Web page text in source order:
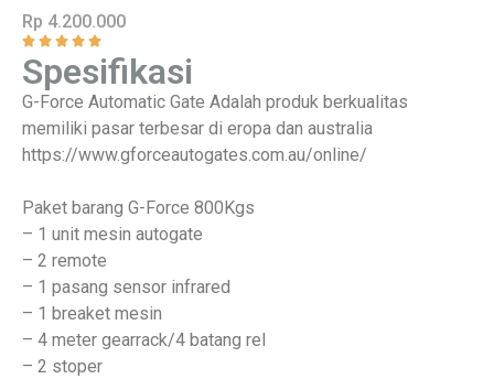
Rp 4.200.000
Spesifikasi
G-Force Automatic Gate Adalah produk berkualitas
memiliki pasar terbesar di eropa dan australia
https://www.gforceautogates.com.au/online/
Paket barang G-Force 800Kgs
– 1 unit mesin autogate
– 2 remote
– 1 pasang sensor infrared
– 1 breaket mesin
– 4 meter gearrack/4 batang rel
– 2 stoper